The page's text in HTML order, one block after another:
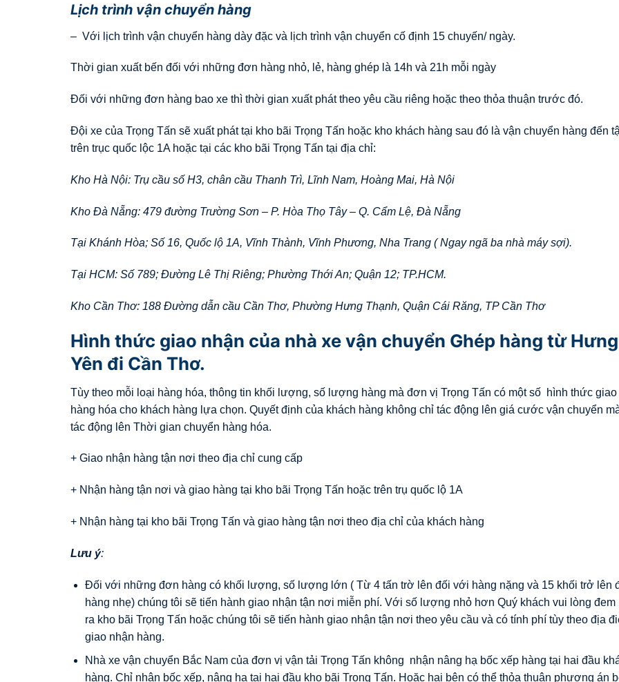
Lịch trình vận chuyển hàng
– Với lịch trình vận chuyển hàng dày đặc và lịch trình vận chuyển cố định 15 chuyến/ ngày.
Thời gian xuất bến đối với những đơn hàng nhỏ, lẻ, hàng ghép là 14h và 21h mỗi ngày
Đối với những đơn hàng bao xe thì thời gian xuất phát theo yêu cầu riêng hoặc theo thỏa thuận trước đó.
Đội xe của Trọng Tấn sẽ xuất phát tại kho bãi Trọng Tấn hoặc kho khách hàng sau đó là vận chuyển hàng đến
trên trục quốc lộc 1A hoặc tại các kho bãi Trọng Tấn tại địa chỉ:
Kho Hà Nội: Trụ cầu số H3, chân cầu Thanh Trì, Lĩnh Nam, Hoàng Mai, Hà Nội
Kho Đà Nẵng: 479 đường Trường Sơn – P. Hòa Thọ Tây – Q. Cẩm Lệ, Đà Nẵng
Tại Khánh Hòa; Số 16, Quốc lộ 1A, Vĩnh Thành, Vĩnh Phương, Nha Trang ( Ngay ngã ba nhà máy sợi).
Tại HCM: Số 789; Đường Lê Thị Riêng; Phường Thới An; Quận 12; TP.HCM.
Kho Cần Thơ: 188 Đường dẫn cầu Cần Thơ, Phường Hưng Thạnh, Quận Cái Răng, TP Cần Thơ
Hình thức giao nhận của nhà xe vận chuyển Ghép hàng từ Hưng
Yên đi Cần Thơ.
Tùy theo mỗi loại hàng hóa, thông tin khối lượng, số lượng hàng mà đơn vị Trọng Tấn có một số hình thức giao
hàng hóa cho khách hàng lựa chọn. Quyết định của khách hàng không chỉ tác động lên giá cước vận chuyển
tác động lên Thời gian chuyển hàng hóa.
+ Giao nhận hàng tận nơi theo địa chỉ cung cấp
+ Nhận hàng tận nơi và giao hàng tại kho bãi Trọng Tấn hoặc trên trụ quốc lộ 1A
+ Nhận hàng tại kho bãi Trọng Tấn và giao hàng tận nơi theo địa chỉ của khách hàng
Lưu ý:
Đối với những đơn hàng có khối lượng, số lượng lớn ( Từ 4 tấn trờ lên đối với hàng nặng và 15 khối trở lên
hàng nhẹ) chúng tôi sẽ tiến hành giao nhận tận nơi miễn phí. Với số lượng nhỏ hơn Quý khách vui lòng đem
ra kho bãi Trọng Tấn hoặc chúng tôi sẽ tiến hành giao nhận tận nơi theo yêu cầu và có tính phí tùy theo địa
giao nhận hàng.
Nhà xe vận chuyển Bắc Nam của đơn vị vận tải Trọng Tấn không nhận nâng hạ bốc xếp hàng tại hai đầu
hàng. Chỉ nhận bốc xếp, nâng hạ tại hai đầu kho bãi Trọng Tấn. Hoặc hai bên có thể thỏa thuận phương án